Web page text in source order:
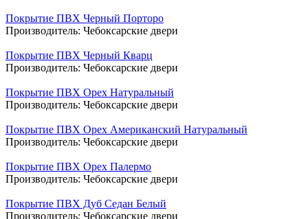
Покрытие ПВХ Черный Порторо
Производитель: Чебоксарские двери
Покрытие ПВХ Черный Кварц
Производитель: Чебоксарские двери
Покрытие ПВХ Орех Натуральный
Производитель: Чебоксарские двери
Покрытие ПВХ Орех Американский Натуральный
Производитель: Чебоксарские двери
Покрытие ПВХ Орех Палермо
Производитель: Чебоксарские двери
Покрытие ПВХ Дуб Седан Белый
Производитель: Чебоксарские двери